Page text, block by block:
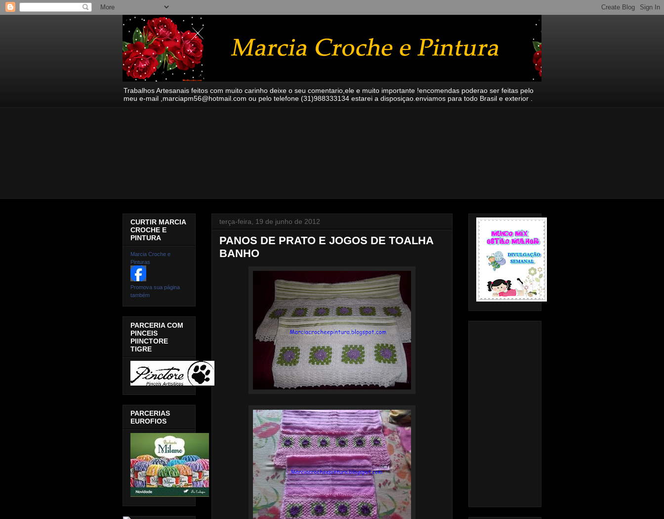
Trabalhos Artesanais feitos com muito carinho deixe o seu comentario,ele e muito importante !encomendas poderao ser feitas pelo
meu e-mail ,marciapm56@hotmail.com ou pelo telefone (31)988333134 estarei a disposiçao.enviamos para todo Brasil e exterior .
terça-feira, 19 de junho de 2012
PANOS DE PRATO E JOGOS DE TOALHA
BANHO
CURTIR MARCIA
CROCHE E
PINTURA
Marcia Croche e
Pinturas
Promova sua página
também
PARCERIA COM
PINCEIS
PIINCTORE
TIGRE
PARCERIAS
EUROFIOS